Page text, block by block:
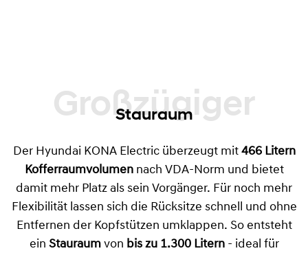
Großzügiger
Stauraum
Der Hyundai KONA Electric überzeugt mit 466 Litern
Kofferraumvolumennach VDA-Norm und bietet
damit mehr Platz als sein Vorgänger. Für noch mehr
Flexibilität lassen sich die Rücksitze schnell und ohne
Entfernen der Kopfstützen umklappen. So entsteht
ein Stauraum von bis zu 1.300 Litern- ideal für